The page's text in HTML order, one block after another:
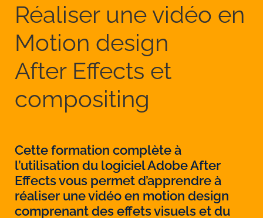
Réaliser une vidéo en
Motion design
After Effects et
compositing
Cette formation complète à
l’utilisation du logiciel Adobe After
Effects vous permet d’apprendre à
réaliser une vidéo en motion design
comprenant des effets visuels et du